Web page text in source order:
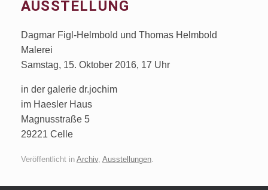
AUSSTELLUNG
Dagmar Figl-Helmbold und Thomas Helmbold
Malerei
Samstag, 15. Oktober 2016, 17 Uhr
in der galerie dr.jochim
im Haesler Haus
Magnusstraße 5
29221 Celle
Veröffentlicht in Archiv, Ausstellungen